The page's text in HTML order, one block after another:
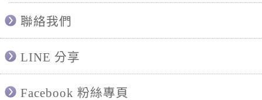
聯絡我們
LINE 分享
Facebook 粉絲專頁